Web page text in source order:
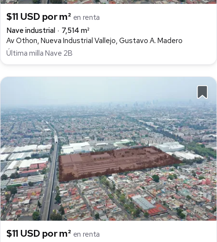
$11 USD por m² en renta
Nave industrial
7,514 m²
Av Othon, Nueva Industrial Vallejo, Gustavo A. Madero
Última milla Nave 2B
$11 USD por m² en renta